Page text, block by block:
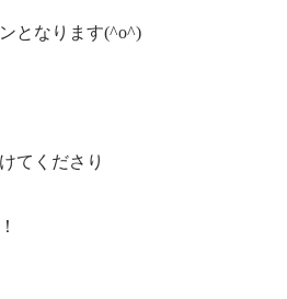
となります(^o^)
てくださり